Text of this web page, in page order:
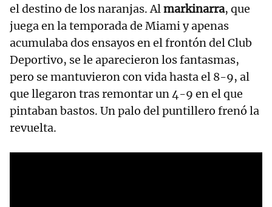
el destino de los naranjas. Almarkinarra, que
juega en la temporada de Miami y apenas
acumulaba dos ensayos en el frontón del Club
Deportivo, se le aparecieron los fantasmas,
pero se mantuvieron con vida hasta el 8-9, al
que llegaron tras remontar un 4-9 en el que
pintaban bastos. Un palo del puntillero frenó la
revuelta.